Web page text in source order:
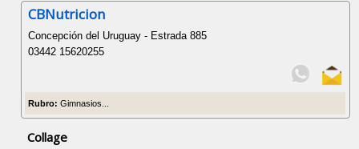
CBNutricion
Concepción del Uruguay - Estrada 885
03442 15620255
Rubro: Gimnasios...
Collage